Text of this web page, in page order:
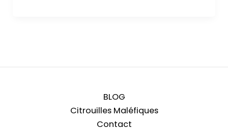
BLOG
Citrouilles Maléfiques
Contact